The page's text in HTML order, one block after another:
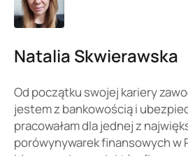
Natalia Skwierawska
Od początku swojej kariery
jestem z bankowością i
pracowałam dla jednej z
porówynywarek finansowych w